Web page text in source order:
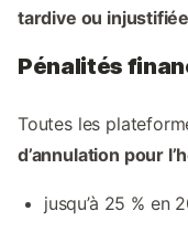
tardive ou injustifiée
Pénalités
Toutes les
d’annulation pour
jusqu’à 25 % en